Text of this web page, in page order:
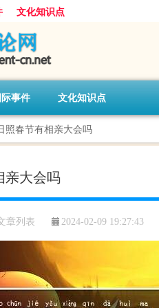
文化知识点
事件 文化知识点
照春节有相亲大会吗
亲大会吗
章列表 2024-02-09 19:27:43